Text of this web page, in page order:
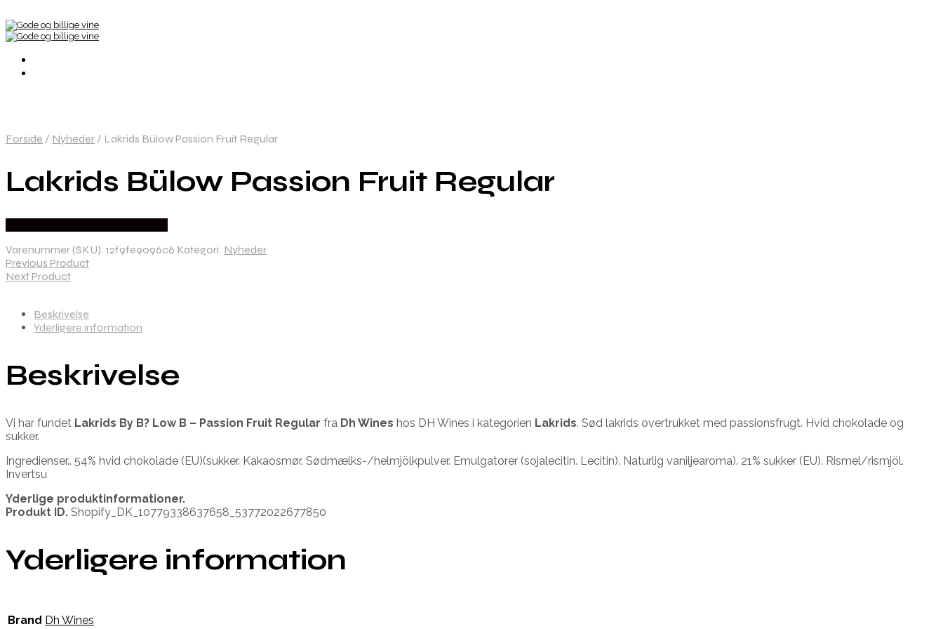
Forside / Nyheder / Lakrids Bülow Passion Fruit Regular
Lakrids Bülow Passion Fruit Regular
Varenummer (SKU): 12f9fe9096c6 Kategori: Nyheder
Previous Product
Next Product
Beskrivelse
Yderligere information
Beskrivelse
Vi har fundet Lakrids By B? Low B – Passion Fruit Regular fra Dh Wines hos DH Wines i kategorien Lakrids. Sød lakrids overtrukket med passionsfrugt. Hvid chokolade og
sukker.
Ingredienser.. 54% hvid chokolade (EU)(sukker. Kakaosmør. Sødmælks-/helmjölkpulver. Emulgatorer (sojalecitin. Lecitin). Naturlig vaniljearoma). 21% sukker (EU). Rismel/rismjöl.
Invertsu
Yderlige produktinformationer.
Produkt ID. Shopify_DK_10779338637658_53772022677850
Yderligere information
Brand Dh Wines